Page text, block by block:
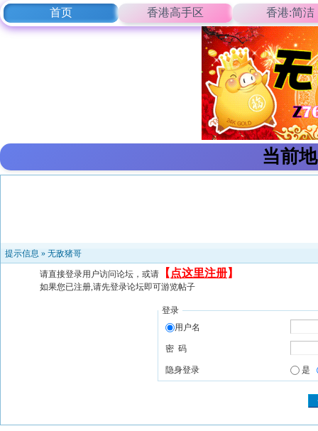
首页 香港高手区 香港:简洁
当前
提示信息 » 无敌猪哥
请直接登录用户访问论坛，或请 【 点这里注册】
如果您已注册,请先登录论坛即可游览帖子
登录
用户名
密 码
隐身登录 是